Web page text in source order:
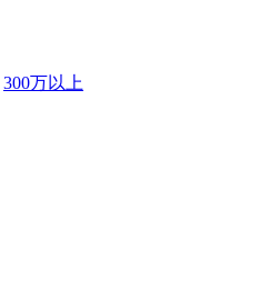
300万以上